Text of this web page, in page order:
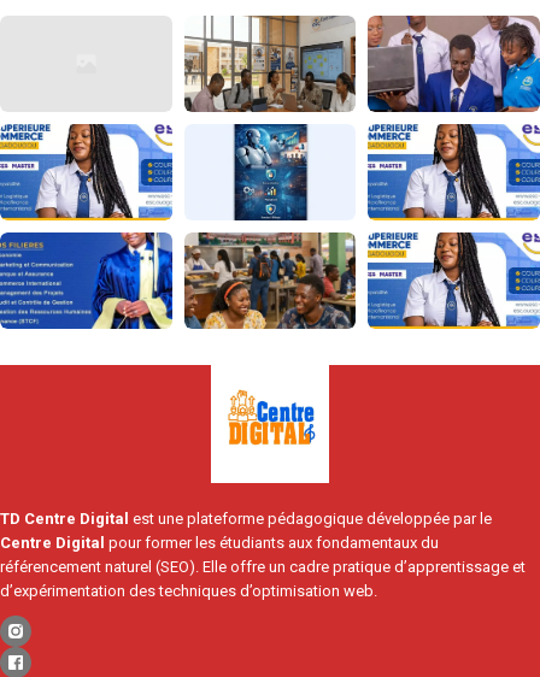
TD Centre Digital est une plateforme pédagogique développée par le
Centre Digital pour former les étudiants aux fondamentaux du
référencement naturel (SEO). Elle offre un cadre pratique d’apprentissage et
d’expérimentation des techniques d’optimisation web.